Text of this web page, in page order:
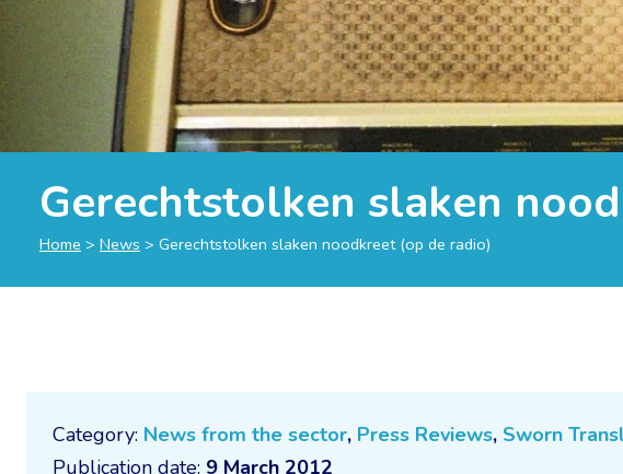
Gerechtstolken slaken
Home > News > Gerechtstolken slaken noodkreet (op de radio)
Category: News from the sector, Press Reviews, Sworn
Publication date: 9 March 2012